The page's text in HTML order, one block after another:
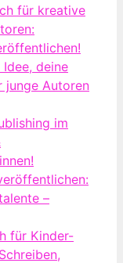
für kreative
Idee, deine
junge Autoren
im
–
für Kinder-